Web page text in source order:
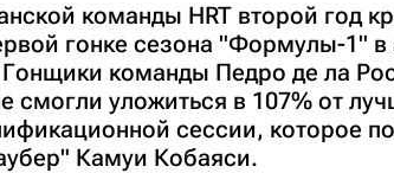
команды HRT второй год
гонке сезона "Формулы-1"
команды Педро де ла
смогли уложиться в 107% от
сессии, которое
Камуи Кобаяси.